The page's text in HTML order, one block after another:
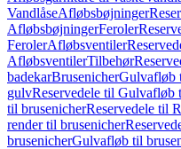
VandlåseAfløbsbøjninger
AfløbsbøjningerFeroler
FerolerAfløbsventiler
AfløbsventilerTilbehør
badekarBrusenicherGulvafløb
gulvReservedele til Gulvafløb
til brusenicherReservedele til
render til brusenicher
brusenicherGulvafløb til